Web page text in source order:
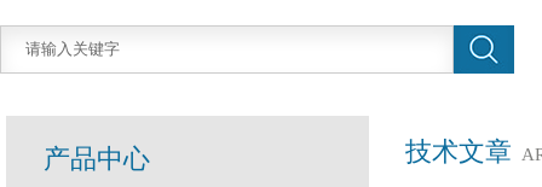
技术文章
产品中心